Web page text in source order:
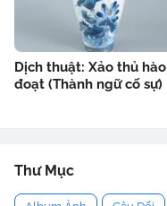
Dịch thuật: Xảo thủ hào
đoạt (Thành ngữ cố sự)
Thư Mục